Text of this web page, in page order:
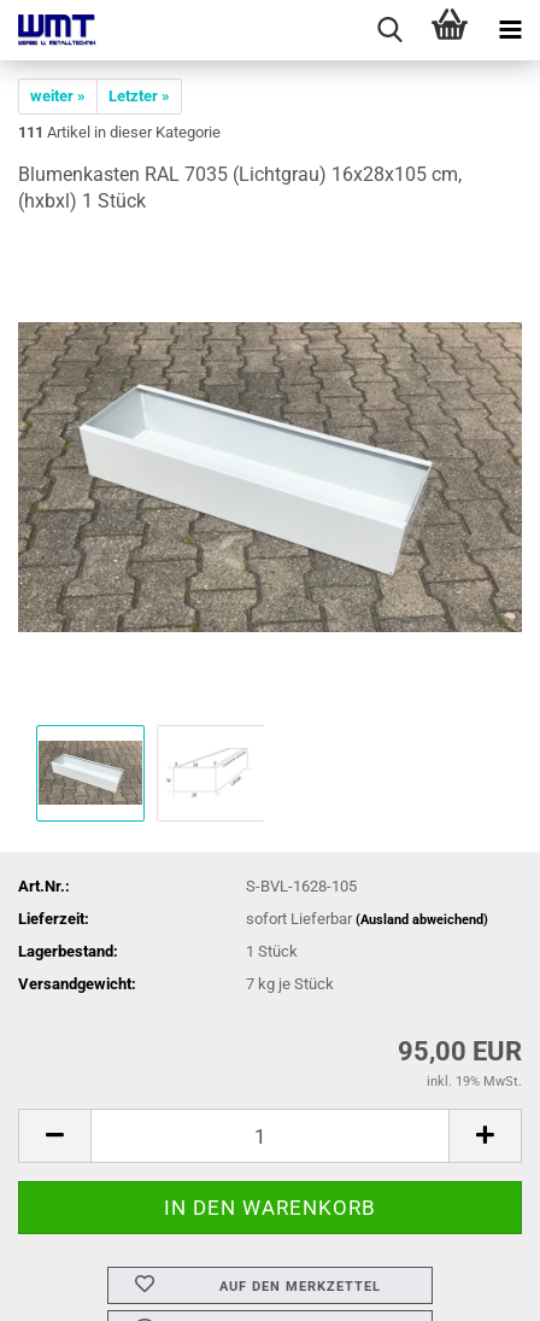
weiter »
Letzter »
111 Artikel in dieser Kategorie
Blu­men­kas­ten RAL 7035 (Licht­grau) 16x28x105 cm,
(hxbxl) 1 Stück
Art.Nr.:
S-BVL-1628-105
Lieferzeit:
sofort Lieferbar(Ausland abweichend)
Lagerbestand: 1Stück
Versandgewicht:
7 kg je Stück
95,00 EUR
inkl. 19% MwSt.
AUF DEN MERKZETTEL